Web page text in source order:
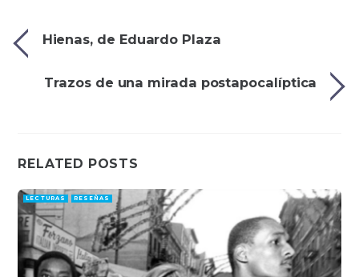
Hienas, de Eduardo Plaza
Trazos de una mirada postapocalíptica
RELATED POSTS
LECTURAS RESEÑAS